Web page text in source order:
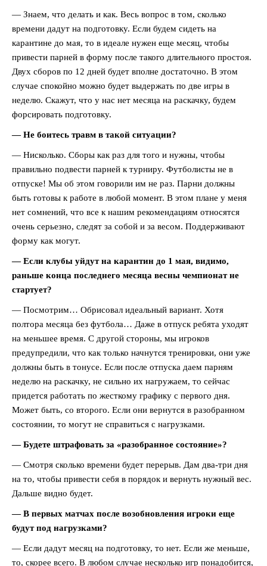
— Знаем, что делать и как. Весь вопрос в том, сколько
времени дадут на подготовку. Если будем сидеть на
карантине до мая, то в идеале нужен еще месяц, чтобы
привести парней в форму после такого длительного простоя.
Двух сборов по 12 дней будет вполне достаточно. В этом
случае спокойно можно будет выдержать по две игры в
неделю. Скажут, что у нас нет месяца на раскачку, будем
форсировать подготовку.
— Не боитесь травм в такой ситуации?
— Нисколько. Сборы как раз для того и нужны, чтобы
правильно подвести парней к турниру. Футболисты не в
отпуске! Мы об этом говорили им не раз. Парни должны
быть готовы к работе в любой момент. В этом плане у меня
нет сомнений, что все к нашим рекомендациям относятся
очень серьезно, следят за собой и за весом. Поддерживают
форму как могут.
— Если клубы уйдут на карантин до 1 мая, видимо,
раньше конца последнего месяца весны чемпионат не
стартует?
— Посмотрим… Обрисовал идеальный вариант. Хотя
полтора месяца без футбола… Даже в отпуск ребята уходят
на меньшее время. С другой стороны, мы игроков
предупредили, что как только начнутся тренировки, они уже
должны быть в тонусе. Если после отпуска даем парням
неделю на раскачку, не сильно их нагружаем, то сейчас
придется работать по жесткому графику с первого дня.
Может быть, со второго. Если они вернутся в разобранном
состоянии, то могут не справиться с нагрузками.
— Будете штрафовать за «разобранное состояние»?
— Смотря сколько времени будет перерыв. Дам два-три дня
на то, чтобы привести себя в порядок и вернуть нужный вес.
Дальше видно будет.
— В первых матчах после возобновления игроки еще
будут под нагрузками?
— Если дадут месяц на подготовку, то нет. Если же меньше,
то, скорее всего. В любом случае несколько игр понадобится,